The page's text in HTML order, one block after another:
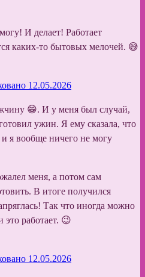
И делает! Работает
каких-то бытовых мелочей. 😅
12.05.2026
😁. И у меня был случай,
ужин. Я ему сказала, что
я вообще ничего не могу
меня, а потом сам
В итоге получился
Так что иногда можно
это работает. 😉
12.05.2026